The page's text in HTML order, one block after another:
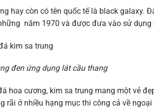
hay còn có tên quốc tế là black galaxy.
năm 1970 và được đưa vào sử dụng
đen ứng dụng lát cầu thang
hoa cương, kim sa trung mang một vẻ
rãi ở nhiều hạng mục thi công cả về